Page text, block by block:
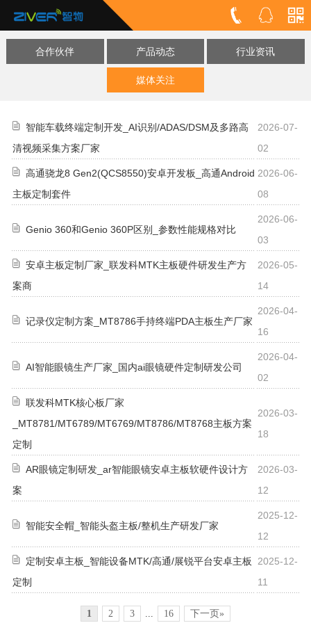
合作伙伴 产品动态 行业资讯
媒体关注
智能车载终端定制开发_AI识别/ADAS/DSM及多路高
清视频采集方案厂家
2026-07-
02
高通骁龙8 Gen2(QCS8550)安卓开发板_高通Android
主板定制套件
2026-06-
08
Genio 360和Genio 360P区别_参数性能规格对比
2026-06-
03
安卓主板定制厂家_联发科MTK主板硬件研发生产方
案商
2026-05-
14
记录仪定制方案_MT8786手持终端PDA主板生产厂家
2026-04-
16
AI智能眼镜生产厂家_国内ai眼镜硬件定制研发公司
2026-04-
02
联发科MTK核心板厂家
_MT8781/MT6789/MT6769/MT8786/MT8768主板方案
定制
2026-03-
18
AR眼镜定制研发_ar智能眼镜安卓主板软硬件设计方
案
2026-03-
12
智能安全帽_智能头盔主板/整机生产研发厂家
2025-12-
12
定制安卓主板_智能设备MTK/高通/展锐平台安卓主板
定制
2025-12-
11
1 2 3 16 下一页»